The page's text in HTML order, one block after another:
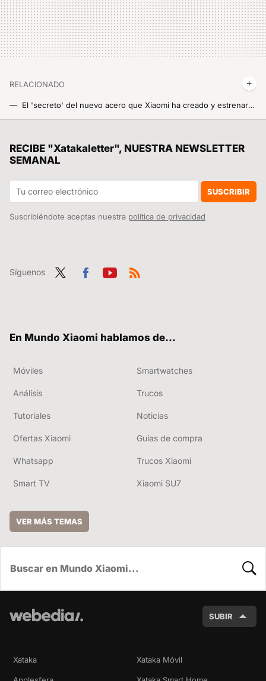
RELACIONADO
El 'secreto' del nuevo acero que Xiaomi ha creado y estrenará en sus nuevos coches: Ningún otro automóvil del sector lo utiliza
'Bestia' se queda corto para definir la nueva versión del Xiaomi SU7 Ultra Extreme y sus 2000 CV
RECIBE "Xatakaletter", NUESTRA NEWSLETTER
SEMANAL
SUSCRIBIR
Suscribiéndote aceptas nuestra política de privacidad
Síguenos
En Mundo Xiaomi hablamos de...
Móviles Smartwatches
Análisis Trucos
Tutoriales Noticias
Ofertas Xiaomi Guías de compra
Whatsapp Trucos Xiaomi
Smart TV Xiaomi SU7
VER MÁS TEMAS
SUBIR
Xataka Xataka Móvil